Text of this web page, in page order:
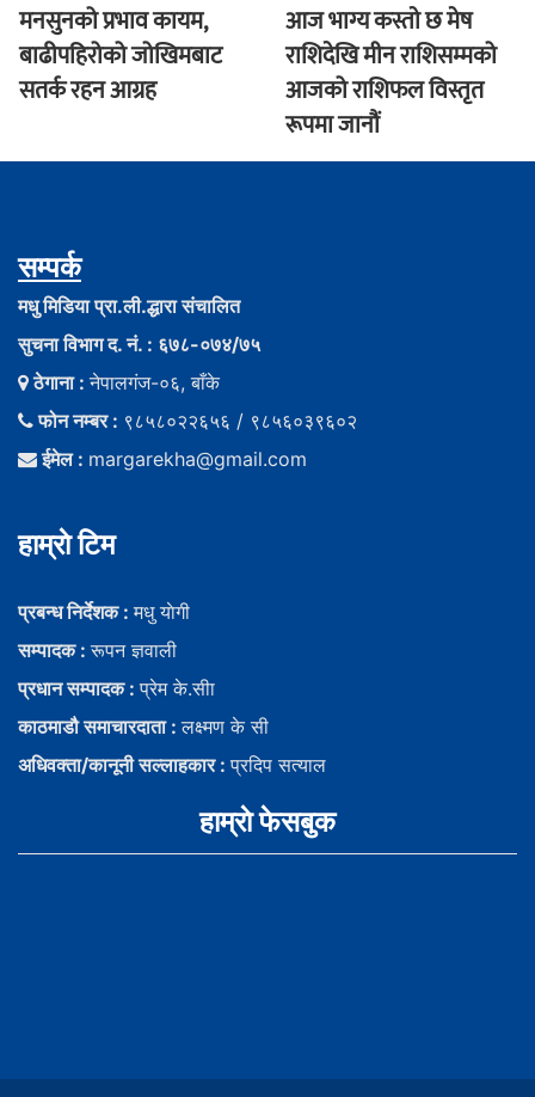
मनसुनको प्रभाव कायम,
बाढीपहिरोको जोखिमबाट
सतर्क रहन आग्रह
आज भाग्य कस्ताे छ मेष
राशिदेखि मीन राशिसम्मको
आजको राशिफल विस्तृत
रूपमा जानौं
सम्पर्क
मधु मिडिया प्रा.ली.द्धारा संचालित
सुचना विभाग द. नं. : ६७८-०७४/७५
ठेगाना :नेपालगंज-०६, बाँके
फोन नम्बर : ९८५८०२२६५६ / ९८५६०३९६०२
ईमेल : margarekha@gmail.com
हाम्राे टिम
प्रबन्ध निर्देशक :मधु याेगी
सम्पादक :रूपन ज्ञवाली
प्रधान सम्पादक :प्रेम के.सीा
काठमाडौ समाचारदाता :लक्ष्मण के सी
अधिवक्ता/कानूनी सल्लाहकार :प्रदिप सत्याल
हाम्राे फेसबुक